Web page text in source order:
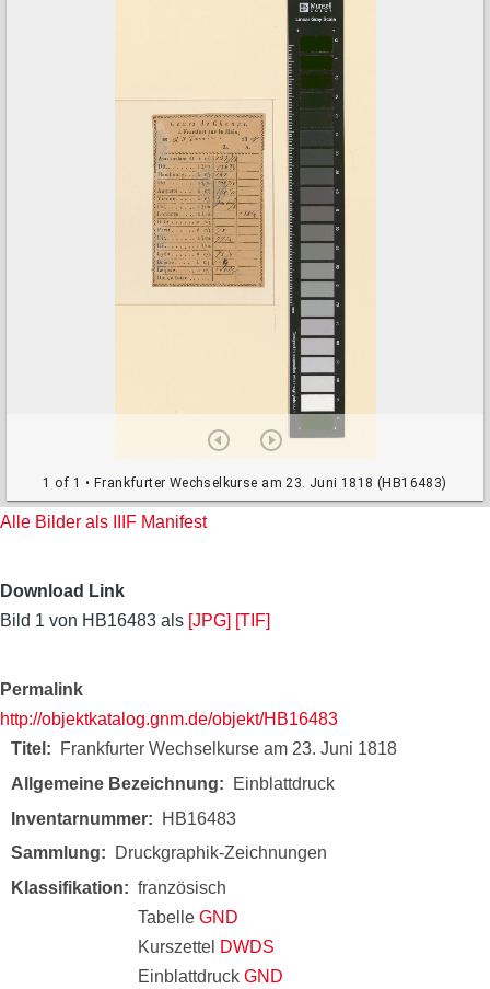
1 of 1 • Frankfurter Wechselkurse am 23. Juni 1818 (HB16483)
Alle Bilder als IIIF Manifest
Download Link
Bild 1 von HB16483 als [JPG] [TIF]
Permalink
http://objektkatalog.gnm.de/objekt/HB16483
Titel
Frankfurter Wechselkurse am 23. Juni 1818
Allgemeine Bezeichnung
Einblattdruck
Inventarnummer
HB16483
Sammlung
Druckgraphik-Zeichnungen
Klassifikation
französisch
Tabelle GND
Kurszettel DWDS
Einblattdruck GND